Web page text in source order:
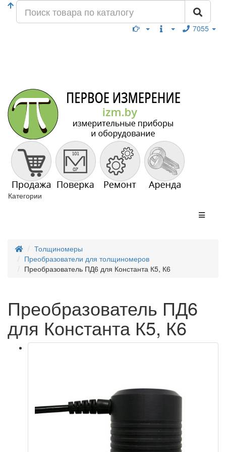
7055
Категории
Толщиномеры
Преобразователи для толщиномеров
Преобразователь ПД6 для Константа К5, К6
Преобразователь ПД6
для Константа К5, К6